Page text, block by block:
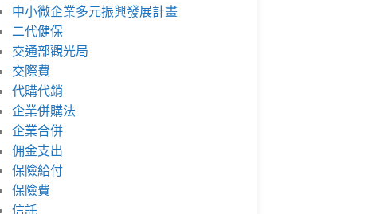
中小微企業多元振興發展計畫
二代健保
交通部觀光局
交際費
代購代銷
企業併購法
企業合併
佣金支出
保險給付
保險費
信託